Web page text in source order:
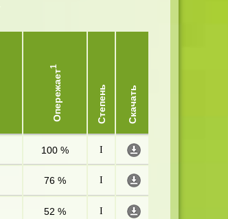
Опережает
1
Степень Скачать
100 % I
76 % I
52 % I